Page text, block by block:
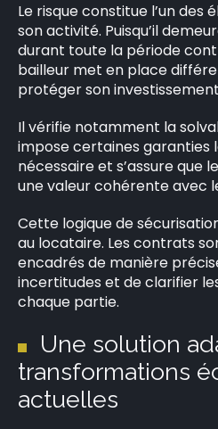
Le risque constitue l’un des
son activité. Puisqu’il
durant toute la période
bailleur met en place
protéger son
Il vérifie notamment la
impose certaines garanties
nécessaire et s’assure que
une valeur cohérente avec
Cette logique de
au locataire. Les contrats
encadrés de manière
incertitudes et de clarifier
chaque partie.
Une solution
transformations
actuelles